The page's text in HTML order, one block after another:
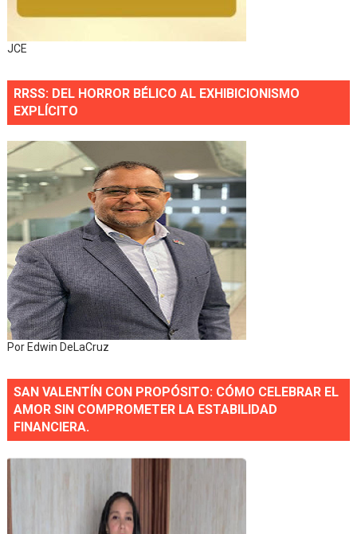
JCE
RRSS: DEL HORROR BÉLICO AL EXHIBICIONISMO
EXPLÍCITO
Por Edwin DeLaCruz
SAN VALENTÍN CON PROPÓSITO: CÓMO CELEBRAR EL
AMOR SIN COMPROMETER LA ESTABILIDAD
FINANCIERA.